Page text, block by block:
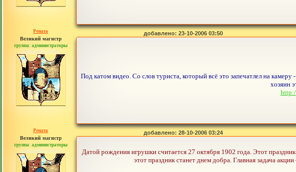
Рената
Великий магистр
группа: администраторы
сообщений: 30442
добавлено: 23-10-2006 03:50
Под катом видео. Со слов туриста, который всё это запечатлел на
хозяин
Рената
Великий магистр
группа: администраторы
сообщений: 30442
добавлено: 28-10-2006 03:24
Датой рождения игрушки считается 27 октября 1902 года. Этот
этот праздник станет днем добра. Главная задача